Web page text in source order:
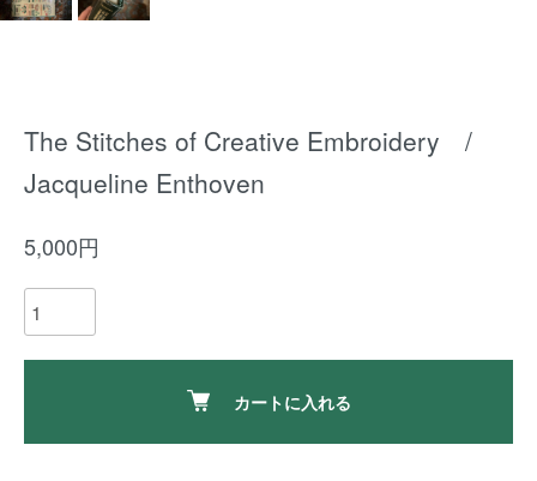
The Stitches of Creative Embroidery /
Jacqueline Enthoven
5,000円
カートに入れる